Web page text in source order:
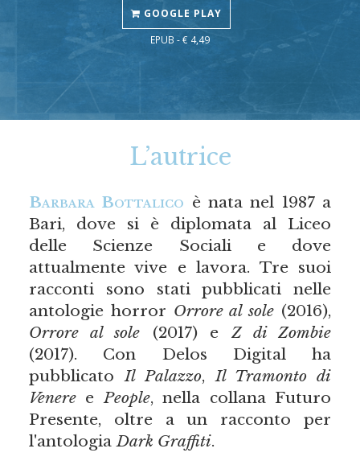
GOOGLE PLAY
EPUB - € 4,49
L’autrice
Barbara Bottalico è nata nel 1987 a
Bari, dove si è diplomata al Liceo
delle Scienze Sociali e dove
attualmente vive e lavora. Tre suoi
racconti sono stati pubblicati nelle
antologie horror Orrore al sole (2016),
Orrore al sole (2017) e Z di Zombie
(2017). Con Delos Digital ha
pubblicato Il Palazzo, Il Tramonto di
Veneree People, nella collana Futuro
Presente, oltre a un racconto per
l'antologia Dark Graffiti.